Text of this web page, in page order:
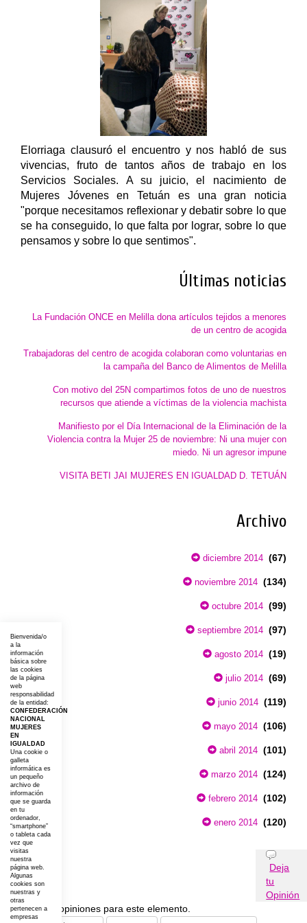
Elorriaga clausuró el encuentro y nos habló de sus
vivencias, fruto de tantos años de trabajo en los
Servicios Sociales. A su juicio, el nacimiento de
Mujeres Jóvenes en Tetuán es una gran noticia
"porque necesitamos reflexionar y debatir sobre lo que
se ha conseguido, lo que falta por lograr, sobre lo que
pensamos y sobre lo que sentimos".
Últimas noticias
La Fundación ONCE en Melilla dona artículos tejidos a menores
de un centro de acogida
Trabajadoras del centro de acogida colaboran como voluntarias en
la campaña del Banco de Alimentos de Melilla
Con motivo del 25N compartimos fotos de uno de nuestros
recursos que atiende a víctimas de la violencia machista
Manifiesto por el Día Internacional de la Eliminación de la
Violencia contra la Mujer 25 de noviembre: Ni una mujer con
miedo. Ni un agresor impune
VISITA BETI JAI MUJERES EN IGUALDAD D. TETUÁN
Archivo
diciembre 2014 (67)
noviembre 2014 (134)
octubre 2014 (99)
septiembre 2014 (97)
agosto 2014 (19)
julio 2014 (69)
junio 2014 (119)
mayo 2014 (106)
abril 2014 (101)
marzo 2014 (124)
febrero 2014 (102)
enero 2014 (120)
Opiniones
Deja
tu
Opinión
No existen opiniones para este elemento.
Bienvenida/o
a la
información
básica sobre
las cookies
de la página
web
responsabilidad
de la entidad:
CONFEDERACIÓN
NACIONAL
MUJERES
EN
IGUALDAD
Una cookie o
galleta
informática es
un pequeño
archivo de
información
que se guarda
en tu
ordenador,
“smartphone”
o tableta cada
vez que
visitas
nuestra
página web.
Algunas
cookies son
nuestras y
otras
pertenecen a
empresas